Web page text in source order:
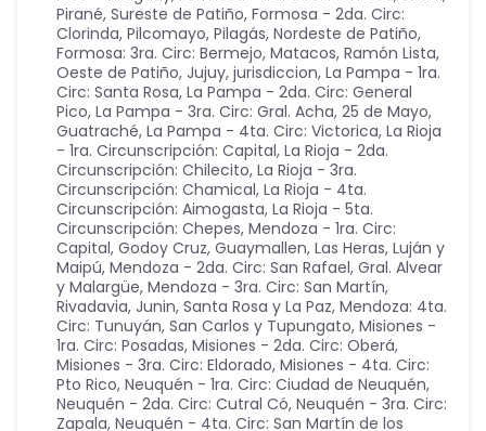
Pirané, Sureste de Patiño, Formosa - 2da. Circ:
Clorinda, Pilcomayo, Pilagás, Nordeste de Patiño,
Formosa: 3ra. Circ: Bermejo, Matacos, Ramón Lista,
Oeste de Patiño, Jujuy, jurisdiccion, La Pampa - 1ra.
Circ: Santa Rosa, La Pampa - 2da. Circ: General
Pico, La Pampa - 3ra. Circ: Gral. Acha, 25 de Mayo,
Guatraché, La Pampa - 4ta. Circ: Victorica, La Rioja
- 1ra. Circunscripción: Capital, La Rioja - 2da.
Circunscripción: Chilecito, La Rioja - 3ra.
Circunscripción: Chamical, La Rioja - 4ta.
Circunscripción: Aimogasta, La Rioja - 5ta.
Circunscripción: Chepes, Mendoza - 1ra. Circ:
Capital, Godoy Cruz, Guaymallen, Las Heras, Luján y
Maipú, Mendoza - 2da. Circ: San Rafael, Gral. Alvear
y Malargüe, Mendoza - 3ra. Circ: San Martín,
Rivadavia, Junin, Santa Rosa y La Paz, Mendoza: 4ta.
Circ: Tunuyán, San Carlos y Tupungato, Misiones -
1ra. Circ: Posadas, Misiones - 2da. Circ: Oberá,
Misiones - 3ra. Circ: Eldorado, Misiones - 4ta. Circ:
Pto Rico, Neuquén - 1ra. Circ: Ciudad de Neuquén,
Neuquén - 2da. Circ: Cutral Có, Neuquén - 3ra. Circ:
Zapala, Neuquén - 4ta. Circ: San Martín de los